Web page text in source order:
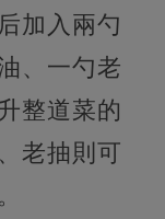
加入兩勺
、一勺老
整道菜的
老抽則可